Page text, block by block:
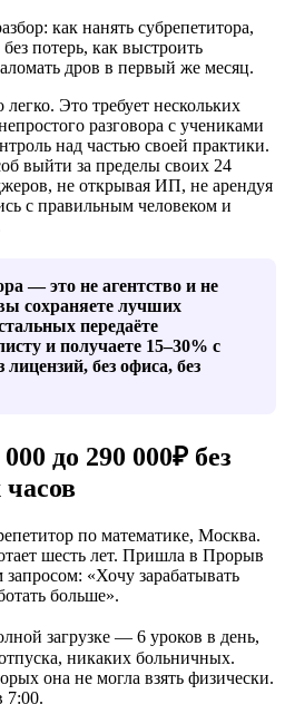
как нанять субрепетитора,
потерь, как выстроить
дров в первый же месяц.
Это требует нескольких
разговора с учениками
над частью своей практики.
выйти за пределы своих 24
не открывая ИП, не арендуя
с правильным человеком и
— это не агентство и не
сохраняете лучших
передаёте
и получаете 15–30% с
без офиса, без
до 290 000₽ без
по математике, Москва.
шесть лет. Пришла в Прорыв
«Хочу зарабатывать
больше».
загрузке — 6 уроков в день,
никаких больничных.
она не могла взять физически.
7:00.